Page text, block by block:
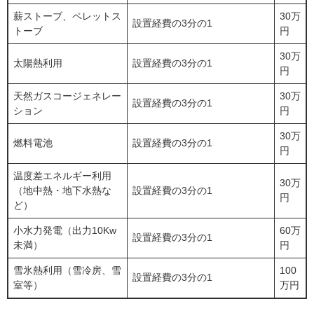
薪ストーブ、ペレットス
トーブ
設置経費の3分の1
30万
円
太陽熱利用 設置経費の3分の1
30万
円
天然ガスコージェネレー
ション
設置経費の3分の1
30万
円
燃料電池 設置経費の3分の1
30万
円
温度差エネルギー利用
（地中熱・地下水熱な
ど）
設置経費の3分の1
30万
円
小水力発電（出力10Kw
未満）
設置経費の3分の1
60万
円
雪氷熱利用（雪冷房、雪
室等）
設置経費の3分の1
100
万円